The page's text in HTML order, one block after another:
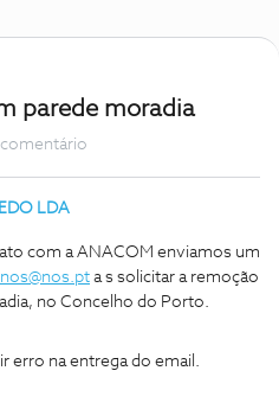
parede moradia
comentário
LDA
com a ANACOM enviamos um
a s solicitar a remoção
no Concelho do Porto.
erro na entrega do email.